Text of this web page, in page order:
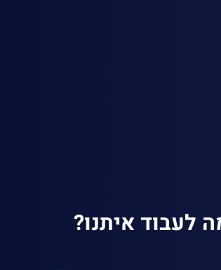
לעבוד איתנו?